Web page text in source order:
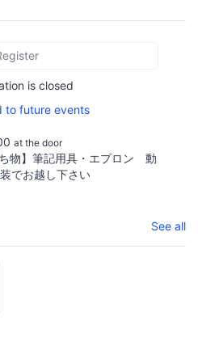
is closed
to future events
at the door
物】筆記用具・エプロン 動
でお越し下さい
See all